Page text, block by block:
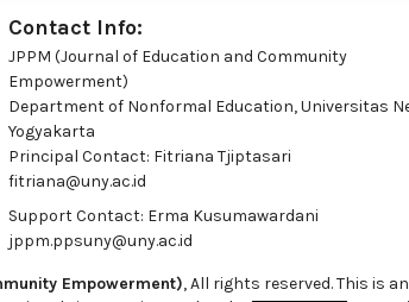
Contact Info:
JPPM (Journal of Education and Community
Empowerment)
Department of Nonformal Education, Universitas
Yogyakarta
Principal Contact: Fitriana Tjiptasari
fitriana@uny.ac.id
Support Contact: Erma Kusumawardani
jppm.ppsuny@uny.ac.id
Empowerment), All rights reserved. This is